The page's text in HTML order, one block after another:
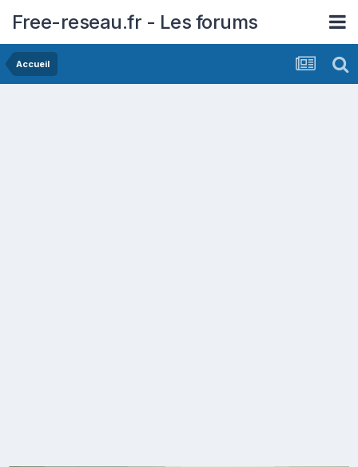
Free-reseau.fr - Les forums
Accueil